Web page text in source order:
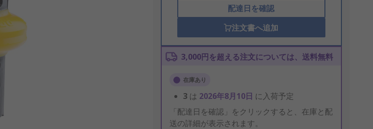
配達日を確認
注文書へ追加
3,000円を超える注文については、送料無料
在庫あり
3 は 2026年8月10日 に入荷予定
「配達日を確認」をクリックすると、在庫と配
送の詳細が表示されます。